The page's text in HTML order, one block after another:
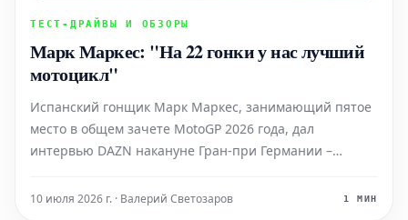
ТЕСТ-ДРАЙВЫ И ОБЗОРЫ
Марк Маркес: "На 22 гонки у нас лучший
мотоцикл"
Испанский гонщик Марк Маркес, занимающий пятое
место в общем зачете MotoGP 2026 года, дал
интервью DAZN накануне Гран-при Германии –
сезона 2026, который пройдет в эти выходные на
10 июля 2026 г. · Валерий Светозаров 1 МИН